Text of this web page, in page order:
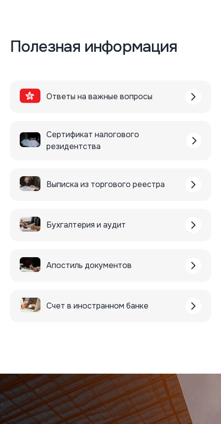
Полезная информация
Ответы на важные вопросы
Сертификат налогового
резидентства
Выписка из торгового реестра
Бухгалтерия и аудит
Апостиль документов
Счет в иностранном банке